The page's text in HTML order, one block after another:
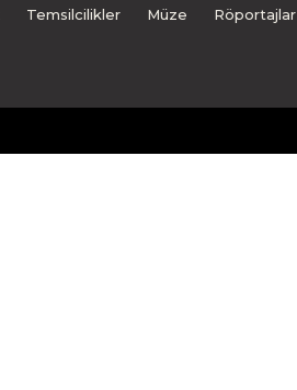
Temsilcilikler Müze Röportajlar